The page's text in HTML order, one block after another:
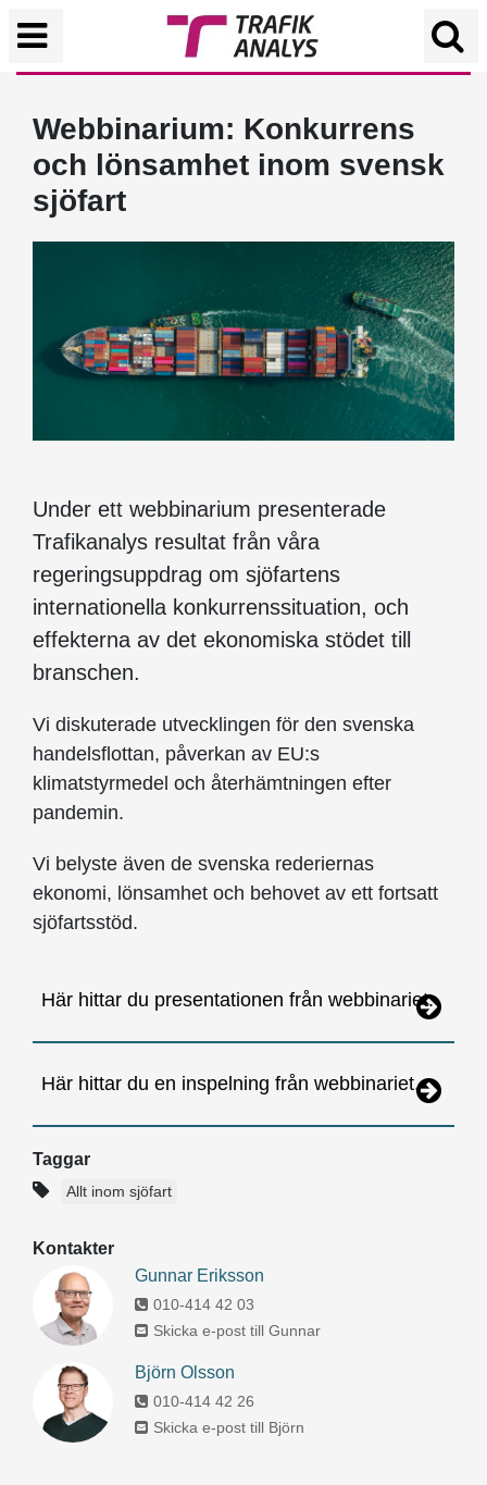
Webbinarium: Konkurrens
och lönsamhet inom svensk
sjöfart
Under ett webbinarium presenterade
Trafikanalys resultat från våra
regeringsuppdrag om sjöfartens
internationella konkurrenssituation, och
effekterna av det ekonomiska stödet till
branschen.
Vi diskuterade utvecklingen för den svenska
handelsflottan, påverkan av EU:s
klimatstyrmedel och återhämtningen efter
pandemin.
Vi belyste även de svenska rederiernas
ekonomi, lönsamhet och behovet av ett fortsatt
sjöfartsstöd.
Här hittar du presentationen från webbinariet.
Här hittar du en inspelning från webbinariet.
Taggar
Allt inom sjöfart
Kontakter
Gunnar Eriksson
010-414 42 03
Skicka e-post till Gunnar
Björn Olsson
010-414 42 26
Skicka e-post till Björn